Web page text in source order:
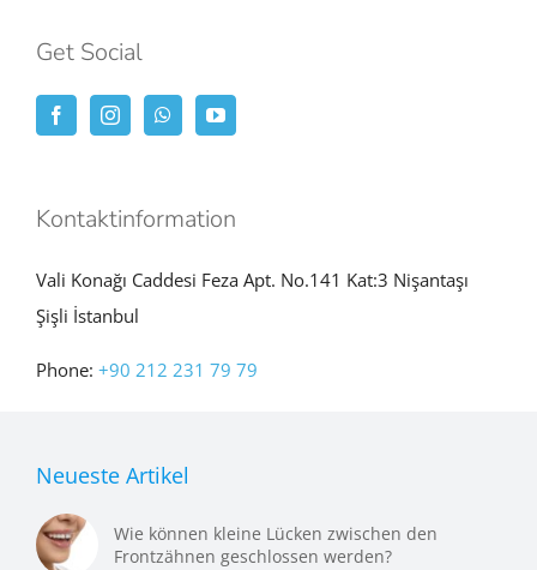
Get Social
Kontaktinformation
Vali Konağı Caddesi Feza Apt. No.141 Kat:3 Nişantaşı
Şişli İstanbul
Phone: +90 212 231 79 79
Neueste Artikel
Wie können kleine Lücken zwischen den
Frontzähnen geschlossen werden?